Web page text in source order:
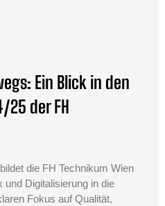
Ein Blick in den
der FH
die FH Technikum Wien
und Digitalisierung in die
Fokus auf Qualität,